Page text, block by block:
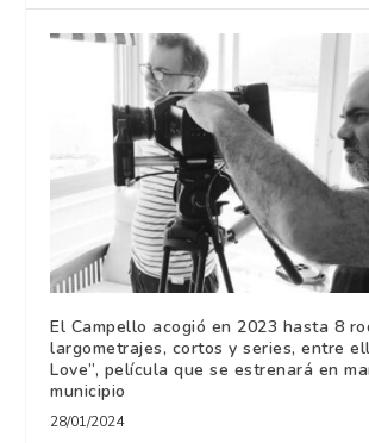
El Campello acogió en 2023 hasta 8
largometrajes, cortos y series, entre
Love”, película que se estrenará en
municipio
28/01/2024